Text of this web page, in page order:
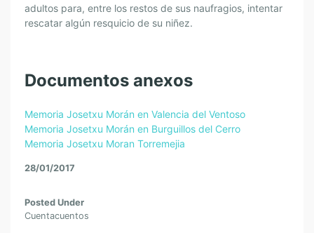
adultos para, entre los restos de sus naufragios, intentar
rescatar algún resquicio de su niñez.
Documentos anexos
Memoria Josetxu Morán en Valencia del Ventoso
Memoria Josetxu Morán en Burguillos del Cerro
Memoria Josetxu Moran Torremejia
28/01/2017
Posted Under
Cuentacuentos